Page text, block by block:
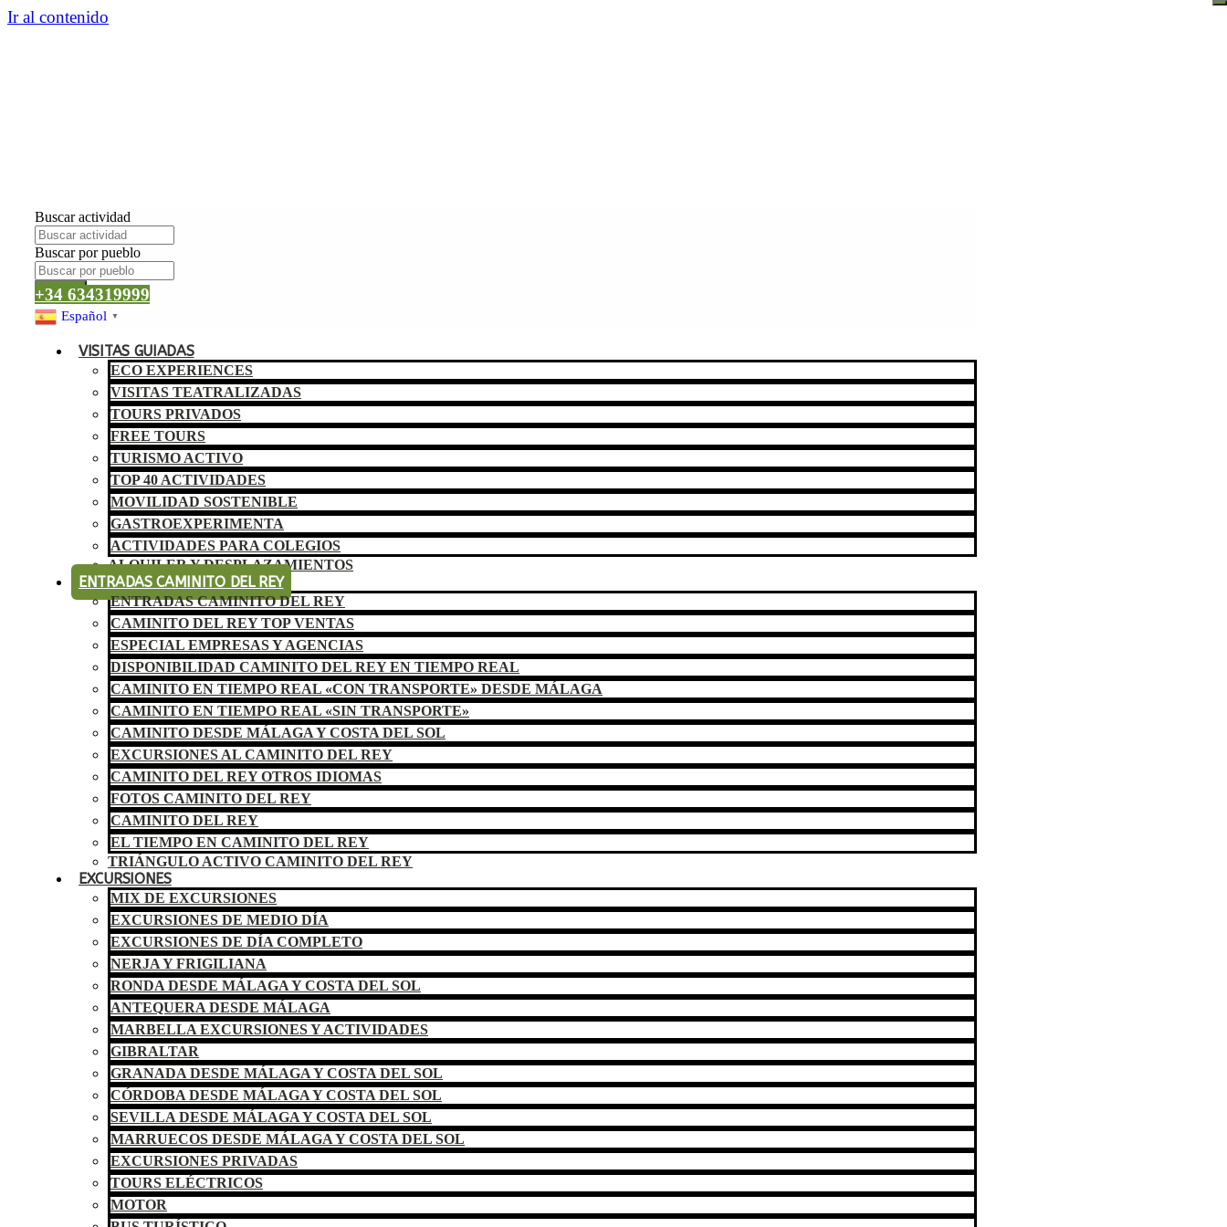
Ir al contenido
Buscar actividad
Buscar por pueblo
Buscar
+34 634319999
Español ▼
VISITAS GUIADAS
ECO EXPERIENCES
VISITAS TEATRALIZADAS
TOURS PRIVADOS
FREE TOURS
TURISMO ACTIVO
TOP 40 ACTIVIDADES
MOVILIDAD SOSTENIBLE
GASTROEXPERIMENTA
ACTIVIDADES PARA COLEGIOS
ALQUILER Y DESPLAZAMIENTOS
ENTRADAS CAMINITO DEL REY
ENTRADAS CAMINITO DEL REY
CAMINITO DEL REY TOP VENTAS
ESPECIAL EMPRESAS Y AGENCIAS
DISPONIBILIDAD CAMINITO DEL REY EN TIEMPO REAL
CAMINITO EN TIEMPO REAL «CON TRANSPORTE» DESDE MÁLAGA
CAMINITO EN TIEMPO REAL «SIN TRANSPORTE»
CAMINITO DESDE MÁLAGA Y COSTA DEL SOL
EXCURSIONES AL CAMINITO DEL REY
CAMINITO DEL REY OTROS IDIOMAS
FOTOS CAMINITO DEL REY
CAMINITO DEL REY
EL TIEMPO EN CAMINITO DEL REY
TRIÁNGULO ACTIVO CAMINITO DEL REY
EXCURSIONES
MIX DE EXCURSIONES
EXCURSIONES DE MEDIO DÍA
EXCURSIONES DE DÍA COMPLETO
NERJA Y FRIGILIANA
RONDA DESDE MÁLAGA Y COSTA DEL SOL
ANTEQUERA DESDE MÁLAGA
MARBELLA EXCURSIONES Y ACTIVIDADES
GIBRALTAR
GRANADA DESDE MÁLAGA Y COSTA DEL SOL
CÓRDOBA DESDE MÁLAGA Y COSTA DEL SOL
SEVILLA DESDE MÁLAGA Y COSTA DEL SOL
MARRUECOS DESDE MÁLAGA Y COSTA DEL SOL
EXCURSIONES PRIVADAS
TOURS ELÉCTRICOS
MOTOR